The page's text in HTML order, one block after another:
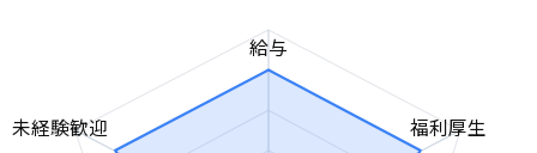
給与
福利厚生
未経験歓迎